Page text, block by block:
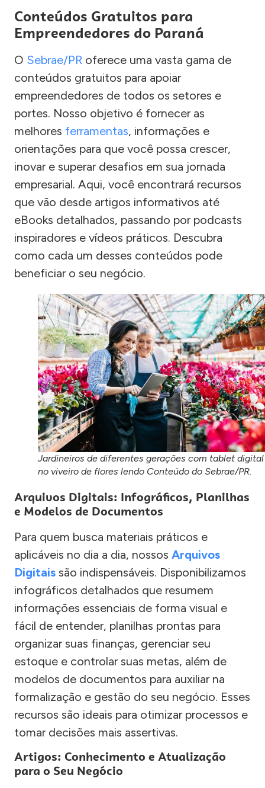
Conteúdos Gratuitos para
Empreendedores do Paraná
O Sebrae/PR oferece uma vasta gama de
conteúdos gratuitos para apoiar
empreendedores de todos os setores e
portes. Nosso objetivo é fornecer as
melhores ferramentas, informações e
orientações para que você possa crescer,
inovar e superar desafios em sua jornada
empresarial. Aqui, você encontrará recursos
que vão desde artigos informativos até
eBooks detalhados, passando por podcasts
inspiradores e vídeos práticos. Descubra
como cada um desses conteúdos pode
beneficiar o seu negócio.
Jardineiros de diferentes gerações com tablet digital
no viveiro de flores lendo Conteúdo do Sebrae/PR.
Arquivos Digitais: Infográficos, Planilhas
e Modelos de Documentos
Para quem busca materiais práticos e
aplicáveis no dia a dia, nossos Arquivos
Digitais são indispensáveis. Disponibilizamos
infográficos detalhados que resumem
informações essenciais de forma visual e
fácil de entender, planilhas prontas para
organizar suas finanças, gerenciar seu
estoque e controlar suas metas, além de
modelos de documentos para auxiliar na
formalização e gestão do seu negócio. Esses
recursos são ideais para otimizar processos e
tomar decisões mais assertivas.
Artigos: Conhecimento e Atualização
para o Seu Negócio